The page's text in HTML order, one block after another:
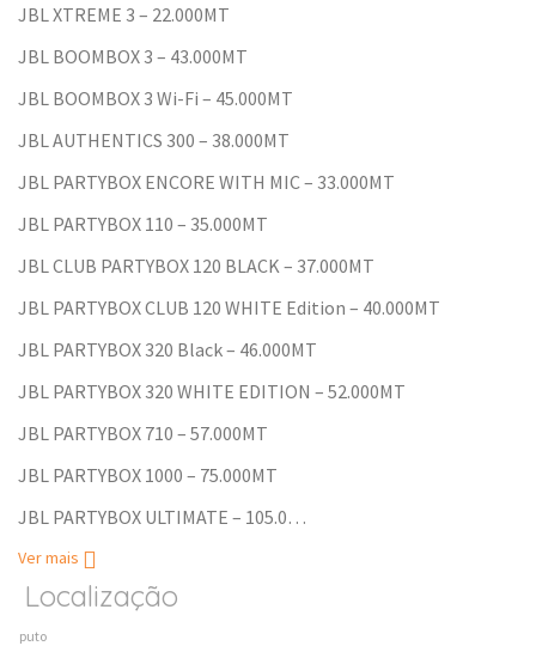
JBL XTREME 3 – 22.000MT
JBL BOOMBOX 3 – 43.000MT
JBL BOOMBOX 3 Wi-Fi – 45.000MT
JBL AUTHENTICS 300 – 38.000MT
JBL PARTYBOX ENCORE WITH MIC – 33.000MT
JBL PARTYBOX 110 – 35.000MT
JBL CLUB PARTYBOX 120 BLACK – 37.000MT
JBL PARTYBOX CLUB 120 WHITE Edition – 40.000MT
JBL PARTYBOX 320 Black – 46.000MT
JBL PARTYBOX 320 WHITE EDITION – 52.000MT
JBL PARTYBOX 710 – 57.000MT
JBL PARTYBOX 1000 – 75.000MT
JBL PARTYBOX ULTIMATE – 105.0…
Ver mais
Localização
Maputo